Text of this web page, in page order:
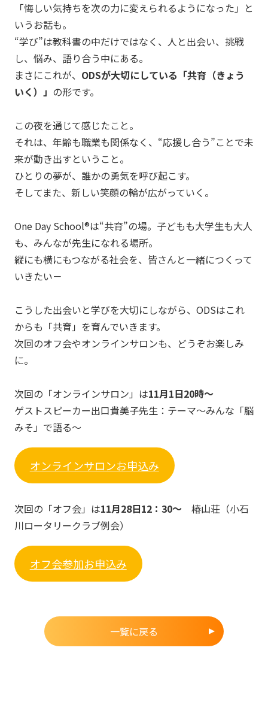
「悔しい気持ちを次の力に変えられるようになった」と
いうお話も。
“学び”は教科書の中だけではなく、人と出会い、挑戦
し、悩み、語り合う中にある。
まさにこれが、 ODSが大切にしている「共育（きょう
いく）」 の形です。
この夜を通じて感じたこと。
それは、年齢も職業も関係なく、“応援し合う”ことで未
来が動き出すということ。
ひとりの夢が、誰かの勇気を呼び起こす。
そしてまた、新しい笑顔の輪が広がっていく。
One Day School®は“共育”の場。子どもも大学生も大人
も、みんなが先生になれる場所。
縦にも横にもつながる社会を、皆さんと一緒につくって
いきたい－
こうした出会いと学びを大切にしながら、ODSはこれ
からも「共育」を育んでいきます。
次回のオフ会やオンラインサロンも、どうぞお楽しみ
に。
次回の「オンラインサロン」は11月1日20時～
ゲストスピーカー出口貴美子先生：テーマ～みんな「脳
みそ」で語る～
オンラインサロンお申込み
次回の「オフ会」は11月28日12：30～椿山荘（小石
川ロータリークラブ例会）
オフ会参加お申込み
一覧に戻る